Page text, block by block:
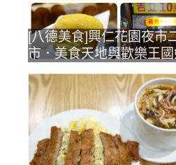
[八德美食]興仁花園夜市
市．美食天地與歡樂王